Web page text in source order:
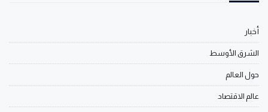
أخبار
الشرق الأوسط
حول العالم
عالم الاقتصاد